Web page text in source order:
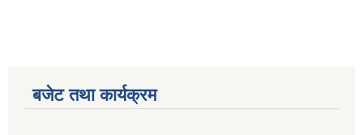
बजेट तथा कार्यक्रम